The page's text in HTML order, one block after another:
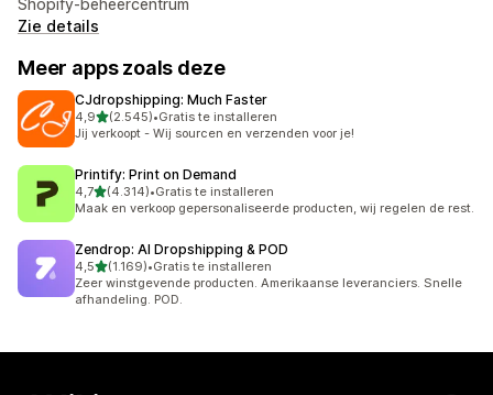
Shopify-beheercentrum
Zie details
Meer apps zoals deze
CJdropshipping: Much Faster
4,9van 5 sterren
(2.545)
2545 recensies in totaal
•Gratis te installeren
Jij verkoopt - Wij sourcen en verzenden voor je!
Printify: Print on Demand
4,7van 5 sterren
(4.314)
4314 recensies in totaal
•Gratis te installeren
Maak en verkoop gepersonaliseerde producten, wij regelen de rest.
Zendrop: AI Dropshipping & POD
4,5van 5 sterren
(1.169)
1169 recensies in totaal
•Gratis te installeren
Zeer winstgevende producten. Amerikaanse leveranciers. Snelle
afhandeling. POD.